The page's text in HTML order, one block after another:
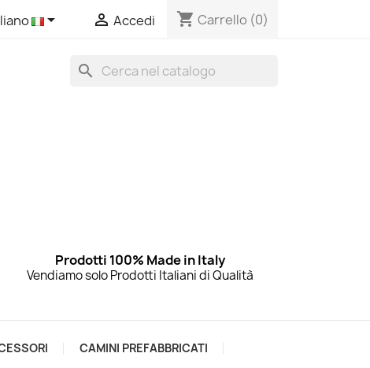
  Accedi shopping_cart Carrello (0)
search
Prodotti 100% Made in Italy
Vendiamo solo Prodotti Italiani di Qualità
CAMINI PREFABBRICATI